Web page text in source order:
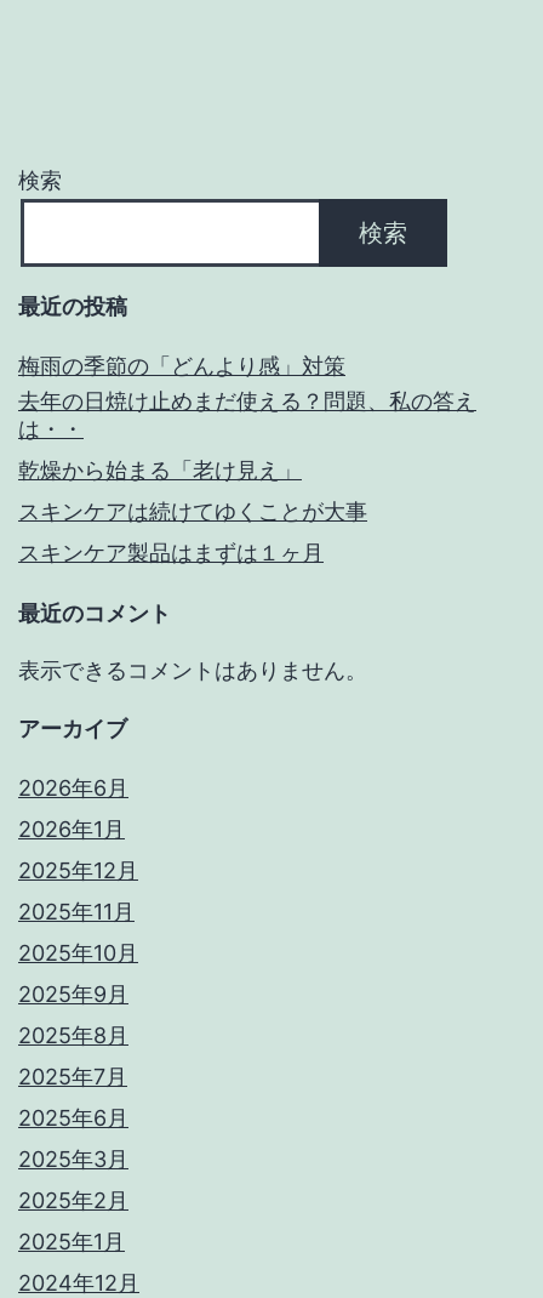
検索
検索
最近の投稿
梅雨の季節の「どんより感」対策
去年の日焼け止めまだ使える？問題、私の答え
は・・
乾燥から始まる「老け見え」
スキンケアは続けてゆくことが大事
スキンケア製品はまずは１ヶ月
最近のコメント
表示できるコメントはありません。
アーカイブ
2026年6月
2026年1月
2025年12月
2025年11月
2025年10月
2025年9月
2025年8月
2025年7月
2025年6月
2025年3月
2025年2月
2025年1月
2024年12月